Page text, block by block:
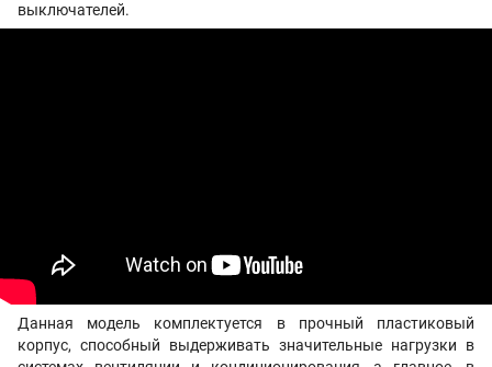
выключателей.
Данная модель комплектуется в прочный пластиковый
корпус, способный выдерживать значительные нагрузки в